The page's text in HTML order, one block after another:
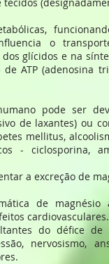
o
glícidos e na
ATP (adenosina
pode ser
de laxantes) ou
mellitus,
- ciclosporina,
a excreção de
de
cardiovasculares.
do défice de
nervosismo,